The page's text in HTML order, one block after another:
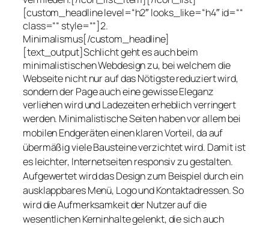
[custom_headline level=“h2″ looks_like=“h4″ id=““
class=““ style=““]2.
Minimalismus[/custom_headline]
[text_output]Schlicht geht es auch beim
minimalistischen Webdesign zu, bei welchem die
Webseite nicht nur auf das Nötigste reduziert wird,
sondern der Page auch eine gewisse Eleganz
verliehen wird und Ladezeiten erheblich verringert
werden. Minimalistische Seiten haben vor allem bei
mobilen Endgeräten einen klaren Vorteil, da auf
übermäßig viele Bausteine verzichtet wird. Damit ist
es leichter, Internetseiten responsiv zu gestalten.
Aufgewertet wird das Design zum Beispiel durch ein
ausklappbares Menü, Logo und Kontaktadressen. So
wird die Aufmerksamkeit der Nutzer auf die
wesentlichen Kerninhalte gelenkt, die sich auch